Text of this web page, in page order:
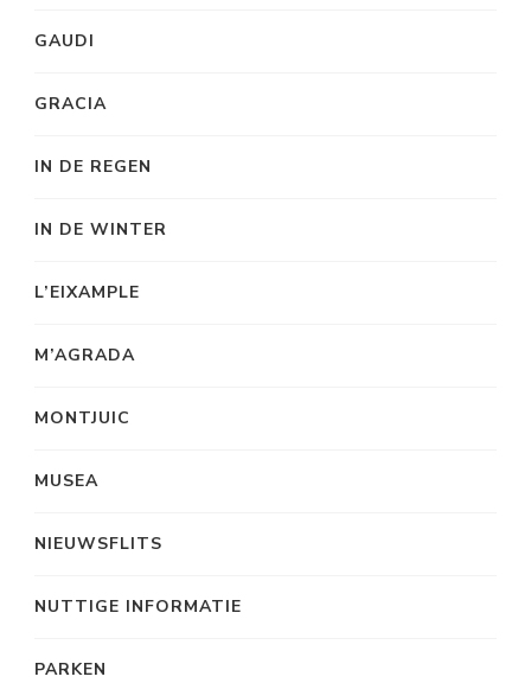
GAUDI
GRACIA
IN DE REGEN
IN DE WINTER
L’EIXAMPLE
M’AGRADA
MONTJUIC
MUSEA
NIEUWSFLITS
NUTTIGE INFORMATIE
PARKEN